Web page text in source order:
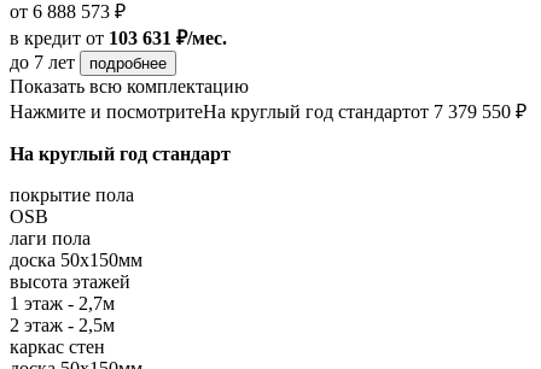
от 6 888 573 ₽
в кредит от 103 631 ₽/мес.
до 7 лет
подробнее
Показать всю комплектацию
Нажмите и посмотритеНа круглый год стандартот 7 379 550 ₽
На круглый год стандарт
покрытие пола
OSB
лаги пола
доска 50х150мм
высота этажей
1 этаж - 2,7м
2 этаж - 2,5м
каркас стен